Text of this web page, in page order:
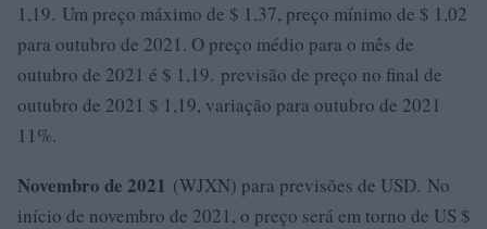
1,19. Um preço máximo de $ 1,37, preço mínimo de $ 1,02
para outubro de 2021. O preço médio para o mês de
outubro de 2021 é $ 1,19. previsão de preço no final de
outubro de 2021 $ 1,19, variação para outubro de 2021
11%.
Novembro de 2021 (WJXN) para previsões de USD. No
início de novembro de 2021, o preço será em torno de US $